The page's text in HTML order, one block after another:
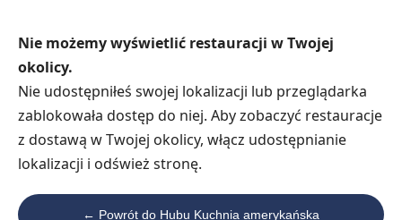
Nie możemy wyświetlić restauracji w Twojej
okolicy.
Nie udostępniłeś swojej lokalizacji lub przeglądarka
zablokowała dostęp do niej. Aby zobaczyć restauracje
z dostawą w Twojej okolicy, włącz udostępnianie
lokalizacji i odśwież stronę.
← Powrót do Hubu Kuchnia amerykańska